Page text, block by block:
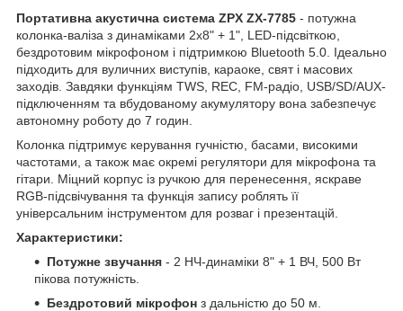
Портативна акустична система ZPX ZX-7785 - потужна
колонка-валіза з динаміками 2x8" + 1", LED-підсвіткою,
бездротовим мікрофоном і підтримкою Bluetooth 5.0. Ідеально
підходить для вуличних виступів, караоке, свят і масових
заходів. Завдяки функціям TWS, REC, FM-радіо, USB/SD/AUX-
підключенням та вбудованому акумулятору вона забезпечує
автономну роботу до 7 годин.
Колонка підтримує керування гучністю, басами, високими
частотами, а також має окремі регулятори для мікрофона та
гітари. Міцний корпус із ручкою для перенесення, яскраве
RGB-підсвічування та функція запису роблять її
універсальним інструментом для розваг і презентацій.
Характеристики:
Потужне звучання - 2 НЧ-динаміки 8" + 1 ВЧ, 500 Вт
пікова потужність.
Бездротовий мікрофон з дальністю до 50 м.